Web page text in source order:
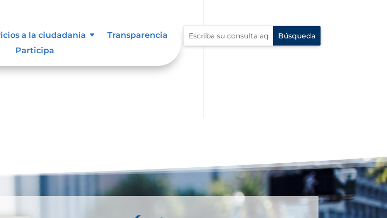
a la ciudadanía
Transparencia
Participa
PROMOCIÓN Y PREVENCIÓN